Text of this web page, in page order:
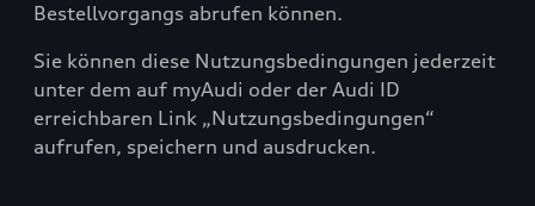
Bestellvorgangs abrufen können.
Sie können diese Nutzungsbedingungen jederzeit
unter dem auf myAudi oder der Audi ID
erreichbaren Link „Nutzungsbedingungen“
aufrufen, speichern und ausdrucken.